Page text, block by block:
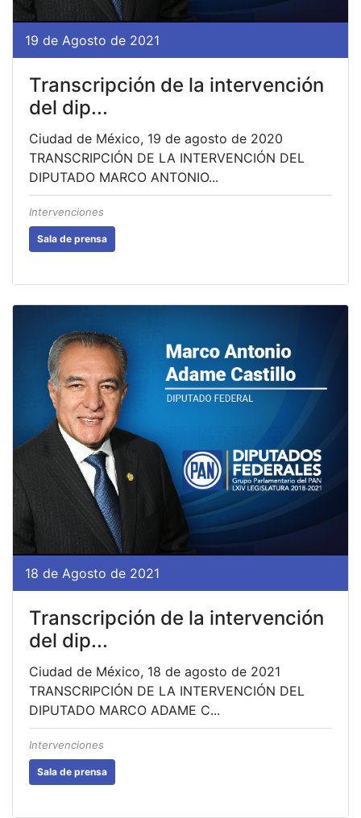
19 de Agosto de 2021
Transcripción de la intervención
del dip...
Ciudad de México, 19 de agosto de 2020
TRANSCRIPCIÓN DE LA INTERVENCIÓN DEL
DIPUTADO MARCO ANTONIO...
Intervenciones
Sala de prensa
18 de Agosto de 2021
Transcripción de la intervención
del dip...
Ciudad de México, 18 de agosto de 2021
TRANSCRIPCIÓN DE LA INTERVENCIÓN DEL
DIPUTADO MARCO ADAME C...
Intervenciones
Sala de prensa